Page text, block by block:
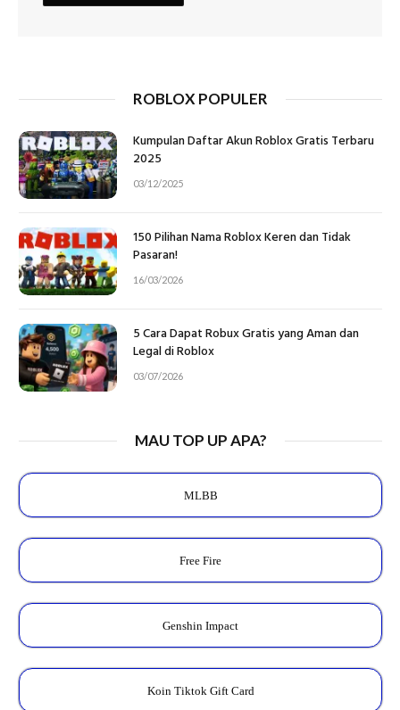
ROBLOX POPULER
Kumpulan Daftar Akun Roblox Gratis Terbaru
2025
03/12/2025
150 Pilihan Nama Roblox Keren dan Tidak
Pasaran!
16/03/2026
5 Cara Dapat Robux Gratis yang Aman dan
Legal di Roblox
03/07/2026
MAU TOP UP APA?
MLBB
Free Fire
Genshin Impact
Koin Tiktok Gift Card